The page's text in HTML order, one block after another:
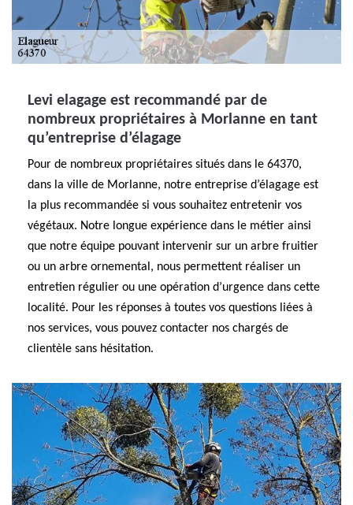
Levi elagage est recommandé par de
nombreux propriétaires à Morlanne en tant
qu’entreprise d’élagage
Pour de nombreux propriétaires situés dans le 64370,
dans la ville de Morlanne, notre entreprise d’élagage est
la plus recommandée si vous souhaitez entretenir vos
végétaux. Notre longue expérience dans le métier ainsi
que notre équipe pouvant intervenir sur un arbre fruitier
ou un arbre ornemental, nous permettent réaliser un
entretien régulier ou une opération d’urgence dans cette
localité. Pour les réponses à toutes vos questions liées à
nos services, vous pouvez contacter nos chargés de
clientèle sans hésitation.